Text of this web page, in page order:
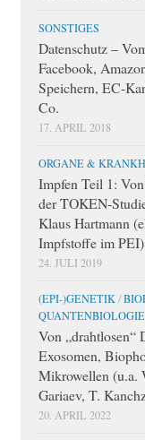
SONSTIGES
Datenschutz –
Facebook,
Speichern, EC-
Co.
17. APRIL 2018
ORGANE &
Impfen Teil 1:
der TOKEN-
Klaus Hartmann
Impfstoffe im
24. JULI 2019
(EPI-)GENETIK /
QUANTENBIOLOGIE
Von „drahtlosen“
Exosomen,
Mikrowellen (u.a.
Gariaev, T.
20. APRIL 2022